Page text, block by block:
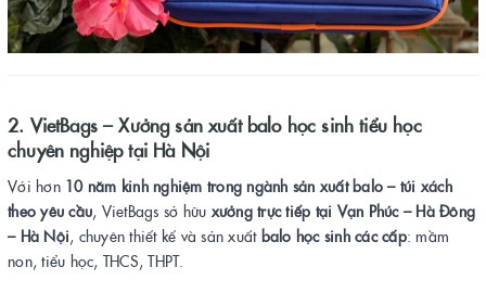
2. VietBags – Xưởng sản xuất balo học sinh tiểu học
chuyên nghiệp tại Hà Nội
Với hơn 10 năm kinh nghiệm trong ngành sản xuất balo – túi xách
theo yêu cầu, VietBags sở hữuxưởng trực tiếp tại Vạn Phúc – Hà Đông
– Hà Nội, chuyên thiết kế và sản xuất balo học sinh các cấp: mầm
non, tiểu học, THCS, THPT.